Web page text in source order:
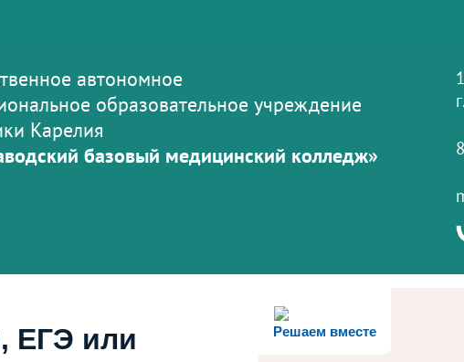
автономное
образовательное учреждение
Карелия
базовый медицинский колледж»
Решаем вместе
ЕГЭ или